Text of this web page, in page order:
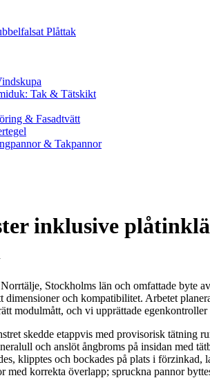
Plåttak
Tak & Tätskikt
& Fasadtvätt
& Takpannor
inklusive
Stockholms län och omfattade byte
dimensioner och kompatibilitet. Arbetet
modulmått, och vi upprättade
skedde etappvis med provisorisk tätning
och anslöt ångbroms på insidan med
klipptes och bockades på plats i
med korrekta överlapp; spruckna pannor